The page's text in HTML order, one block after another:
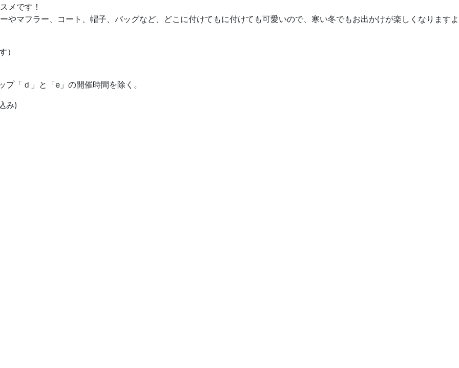
メです！
やマフラー、コート、帽子、バッグなど、どこに付けてもに付けても可愛いので、寒い冬でもお出かけが楽しくなりますよ
）
「ｄ」と「e」の開催時間を除く。
み)